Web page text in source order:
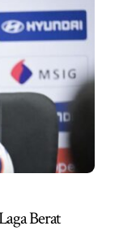
Berat